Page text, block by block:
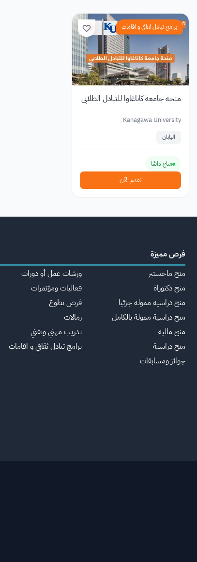
برامج تبادل ثقافي و اقامات
منحة جامعة كاناغاوا للتبادل الطلابي
Kanagawa University
اليابان
متاح دائمًا
تقدم الآن
فرص مميزة
منح ماجستير
منح دكتوراة
منح دراسية ممولة جزئيا
منح دراسية ممولة بالكامل
منح مالية
منح دراسية
جوائز ومسابقات
ورشات عمل أو دورات
فعاليات ومؤتمرات
فرص تطوع
زمالات
تدريب مهني وتقني
برامج تبادل ثقافي و اقامات